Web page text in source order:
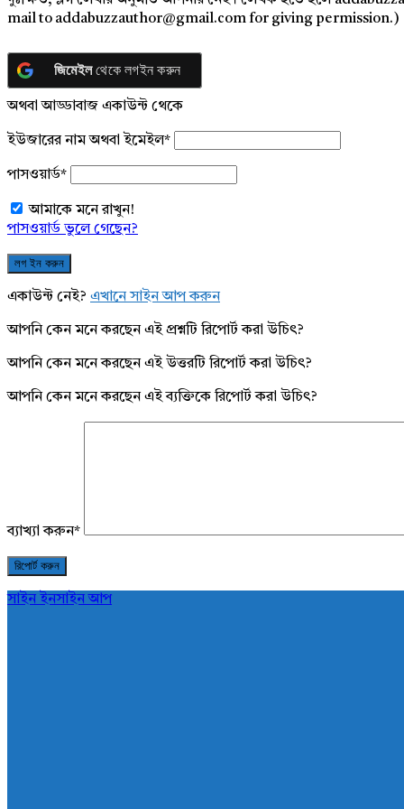
mail to addabuzzauthor@gmail.com for giving permission.)
জিমেইলথেকে লগইন করুন
অথবা আড্ডাবাজ একাউন্ট থেকে
ইউজারের নাম অথবা ইমেইল*
পাসওয়ার্ড*
আমাকে মনে রাখুন!
পাসওয়ার্ড ভুলে গেছেন?
একাউন্ট নেই? এখানে সাইন আপ করুন
আপনি কেন মনে করছেন এই প্রশ্নটি রিপোর্ট করা উচিৎ?
আপনি কেন মনে করছেন এই উত্তরটি রিপোর্ট করা উচিৎ?
আপনি কেন মনে করছেন এই ব্যক্তিকে রিপোর্ট করা উচিৎ?
ব্যাখ্যা করুন*
সাইন ইনসাইন আপ